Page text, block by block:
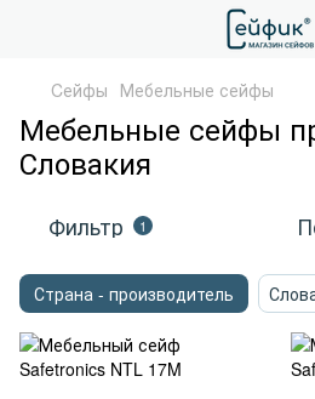
Cейфы Мебельные сейфы
Мебельные сейфы
Словакия
Фильтр 1
Страна - производитель